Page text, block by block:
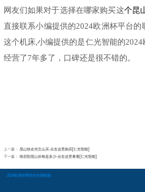
网友们如果对于选择在哪家购买这个昆
直接联系小编提供的2024欧洲杯平台
这个机床,小编提供的是仁光智能的
经营了7年多了，口碑还是很不错的。
上一篇： 昆山快走丝怎么买-点击这里购买[仁光智能]
下一篇： 线切割昆山价格是多少-点击这里看看[仁光智能]
2024欧洲杯网投的友情链接：